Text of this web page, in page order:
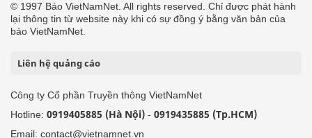
© 1997 Báo VietNamNet. All rights reserved. Chỉ được phát hành
lại thông tin từ website này khi có sự đồng ý bằng văn bản của
báo VietNamNet.
Liên hệ quảng cáo
Công ty Cổ phần Truyền thông VietNamNet
Hotline: 0919405885 (Hà Nội) - 0919435885 (Tp.HCM)
Email: contact@vietnamnet.vn